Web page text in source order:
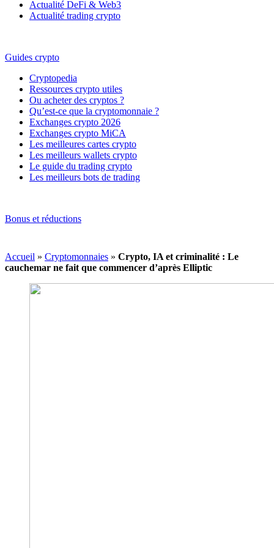
Actualité DeFi & Web3
Actualité trading crypto
Guides crypto
Cryptopedia
Ressources crypto utiles
Ou acheter des cryptos ?
Qu’est-ce que la cryptomonnaie ?
Exchanges crypto 2026
Exchanges crypto MiCA
Les meilleures cartes crypto
Les meilleurs wallets crypto
Le guide du trading crypto
Les meilleurs bots de trading
Bonus et réductions
Accueil » Cryptomonnaies » Crypto, IA et criminalité : Le
cauchemar ne fait que commencer d’après Elliptic